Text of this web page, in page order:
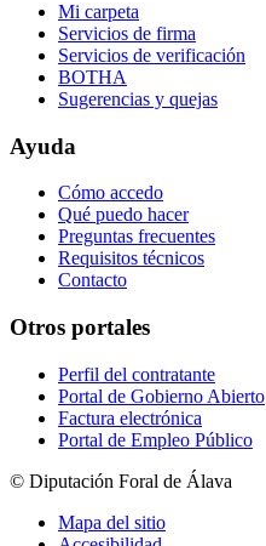
Mi carpeta
Servicios de firma
Servicios de verificación
BOTHA
Sugerencias y quejas
Ayuda
Cómo accedo
Qué puedo hacer
Preguntas frecuentes
Requisitos técnicos
Contacto
Otros portales
Perfil del contratante
Portal de Gobierno Abierto
Factura electrónica
Portal de Empleo Público
© Diputación Foral de Álava
Mapa del sitio